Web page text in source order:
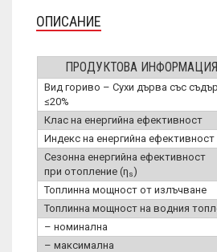
ОПИСАНИЕ
ПРОДУКТОВА ИНФОРМАЦИЯ
Вид гориво – Сухи дърва със
≤20%
Клас на енергийна ефективност
Индекс на енергийна ефективност
Сезонна енергийна ефективност
при отопление (ηs)
Топлинна мощност от излъчване
Топлинна мощност на водния
– номинална
– максимална